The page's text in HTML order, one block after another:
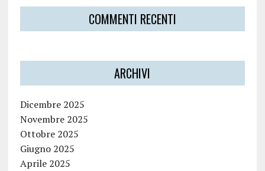
COMMENTI RECENTI
ARCHIVI
Dicembre 2025
Novembre 2025
Ottobre 2025
Giugno 2025
Aprile 2025